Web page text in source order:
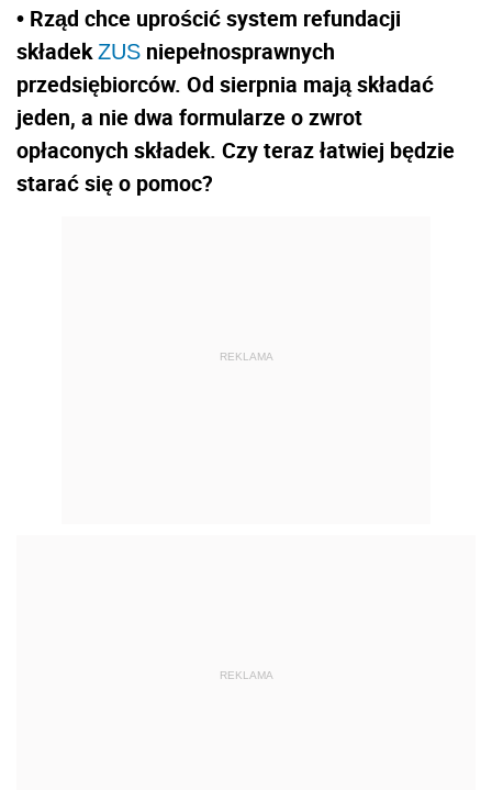
• Rząd chce uprościć system refundacji
składekZUS niepełnosprawnych
przedsiębiorców. Od sierpnia mają składać
jeden, a nie dwa formularze o zwrot
opłaconych składek. Czy teraz łatwiej będzie
starać się o pomoc?
REKLAMA
REKLAMA